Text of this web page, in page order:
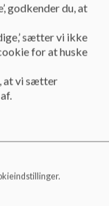
en masse
godkender du, at
sætter vi ikke
for at huske
at vi sætter